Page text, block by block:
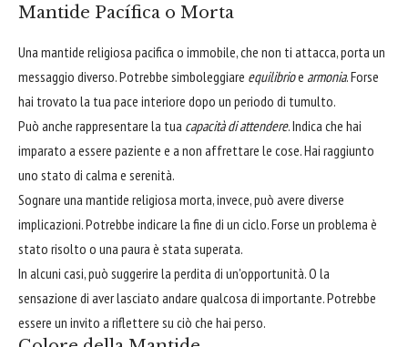
Mantide Pacífica o Morta
Una mantide religiosa pacifica o immobile, che non ti attacca, porta un
messaggio diverso. Potrebbe simboleggiare equilibrioe armonia. Forse
hai trovato la tua pace interiore dopo un periodo di tumulto.
Può anche rappresentare la tua capacità di attendere. Indica che hai
imparato a essere paziente e a non affrettare le cose. Hai raggiunto
uno stato di calma e serenità.
Sognare una mantide religiosa morta, invece, può avere diverse
implicazioni. Potrebbe indicare la fine di un ciclo. Forse un problema è
stato risolto o una paura è stata superata.
In alcuni casi, può suggerire la perdita di un'opportunità. O la
sensazione di aver lasciato andare qualcosa di importante. Potrebbe
essere un invito a riflettere su ciò che hai perso.